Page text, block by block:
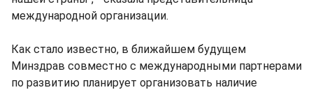
международной организации.
Как стало известно, в ближайшем будущем
Минздрав совместно с международными партнерами
по развитию планирует организовать наличие